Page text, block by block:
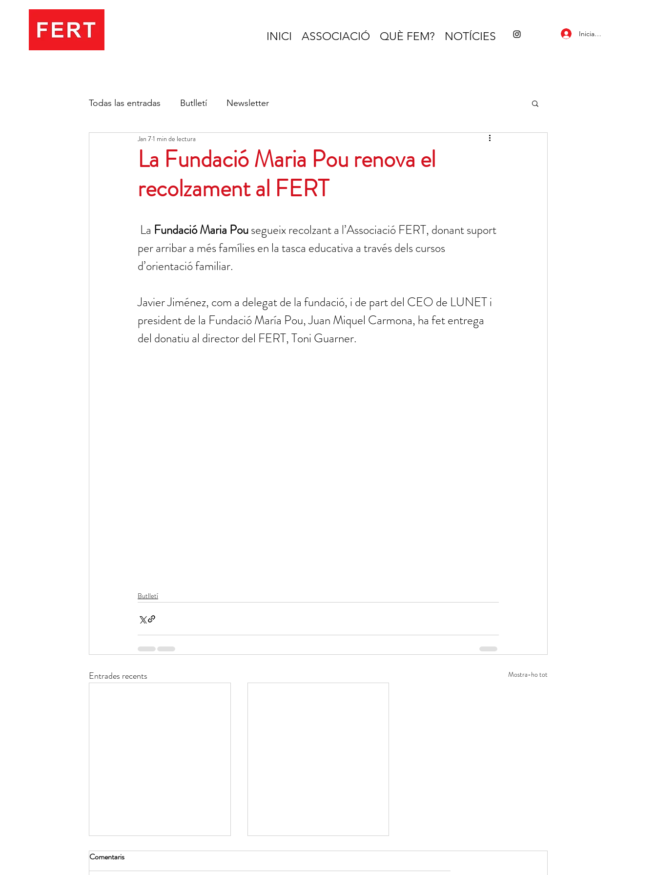
INICI ASSOCIACIÓ QUÈ FEM? NOTÍCIES Inicia la sessió
Todas las entradas Butlletí Newsletter
La Fundació Maria Pou renova el
recolzament al FERT
Jan 71 min de lectura
La Fundació Maria Pou segueix recolzant a l’Associació FERT, donant suport
per arribar a més famílies en la tasca educativa a través dels cursos
d’orientació familiar.
Javier Jiménez, com a delegat de la fundació, i de part del CEO de LUNET i
president de la Fundació María Pou, Juan Miquel Carmona, ha fet entrega
del donatiu al director del FERT, Toni Guarner.
Butlletí
Entrades recents Mostra-ho tot
Comentaris